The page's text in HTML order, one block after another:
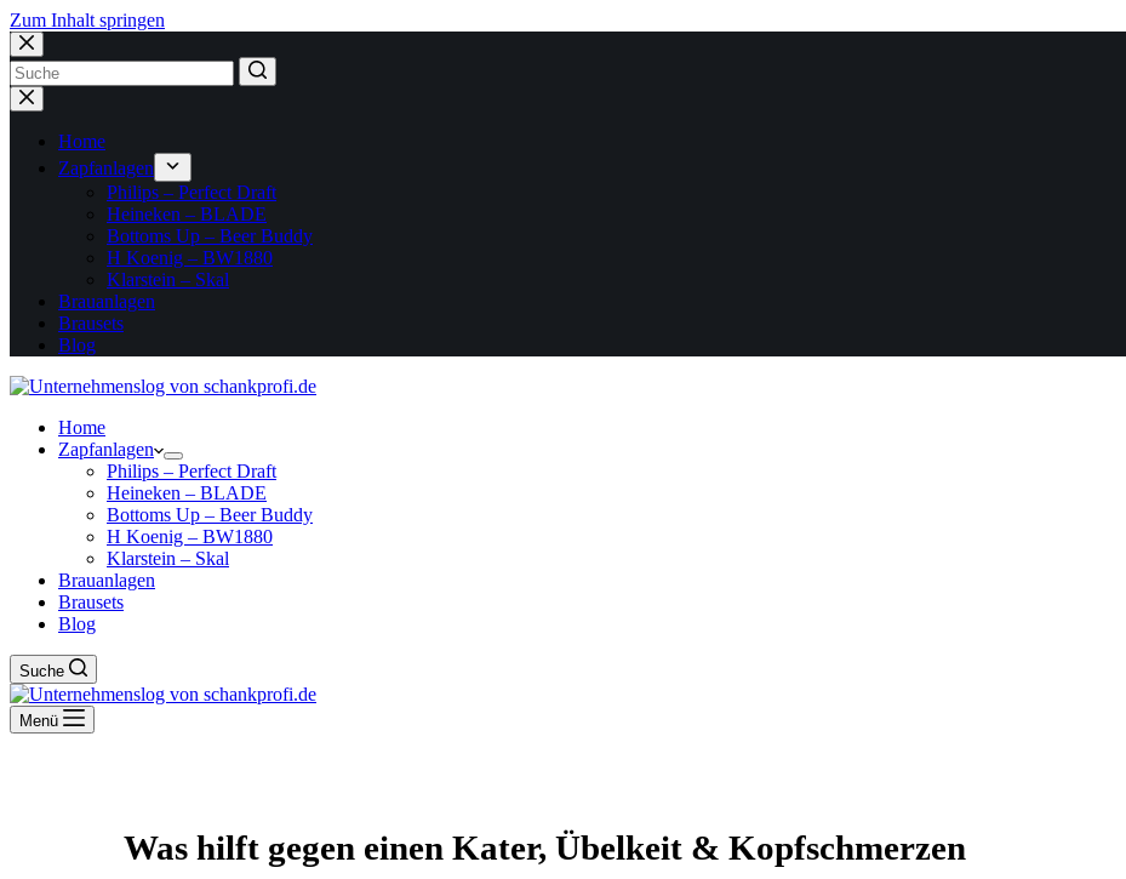
Zum Inhalt springen
Home
Zapfanlagen
Philips – Perfect Draft
Heineken – BLADE
Bottoms Up – Beer Buddy
H Koenig – BW1880
Klarstein – Skal
Brauanlagen
Brausets
Blog
Home
Zapfanlagen
Philips – Perfect Draft
Heineken – BLADE
Bottoms Up – Beer Buddy
H Koenig – BW1880
Klarstein – Skal
Brauanlagen
Brausets
Blog
Suche
Menü
Was hilft gegen einen Kater, Übelkeit & Kopfschmerzen